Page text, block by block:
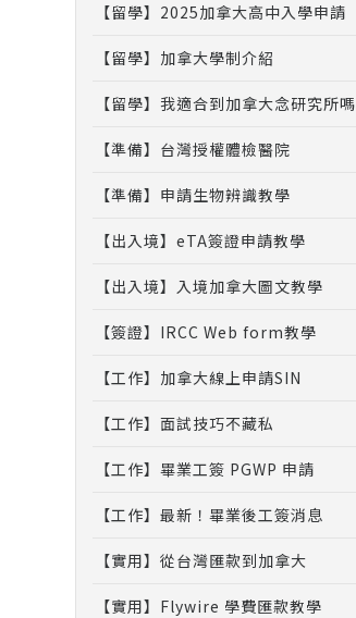
【留學】2025加拿大高中入學申請
【留學】加拿大學制介紹
【留學】我適合到加拿大念研究所嗎
【準備】台灣授權體檢醫院
【準備】申請生物辨識教學
【出入境】eTA簽證申請教學
【出入境】入境加拿大圖文教學
【簽證】IRCC Web form教學
【工作】加拿大線上申請SIN
【工作】面試技巧不藏私
【工作】畢業工簽 PGWP 申請
【工作】最新！畢業後工簽消息
【實用】從台灣匯款到加拿大
【實用】Flywire 學費匯款教學